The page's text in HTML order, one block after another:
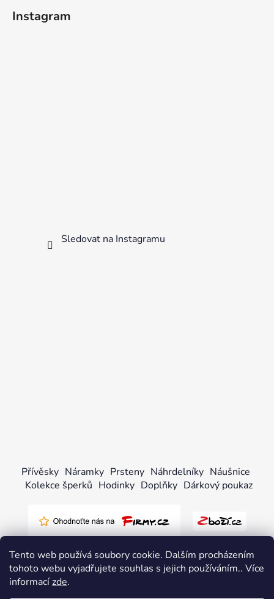
Tento web používá soubory cookie. Dalším procházením
tohoto webu vyjadřujete souhlas s jejich používáním.. Více
informacízde.
Instagram
Sledovat na Instagramu
Přívěsky Náramky Prsteny Náhrdelníky Náušnice
Kolekce šperků Hodinky Doplňky Dárkový poukaz